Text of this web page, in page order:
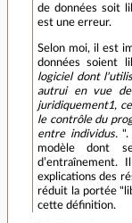
de données soit
est une erreur.
Selon moi, il est
données soient
logiciel dont
autrui en vue
juridiquement1,
le contrôle du
entre individus.".
modèle dont
explications des
réduit la portée
cette définition.